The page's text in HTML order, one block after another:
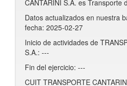
CANTARINI S.A. es Transporte
Datos actualizados en nuestra
fecha: 2025-02-27
Inicio de actividades de
S.A.: ---
Fin del ejercicio: ---
CUIT TRANSPORTE